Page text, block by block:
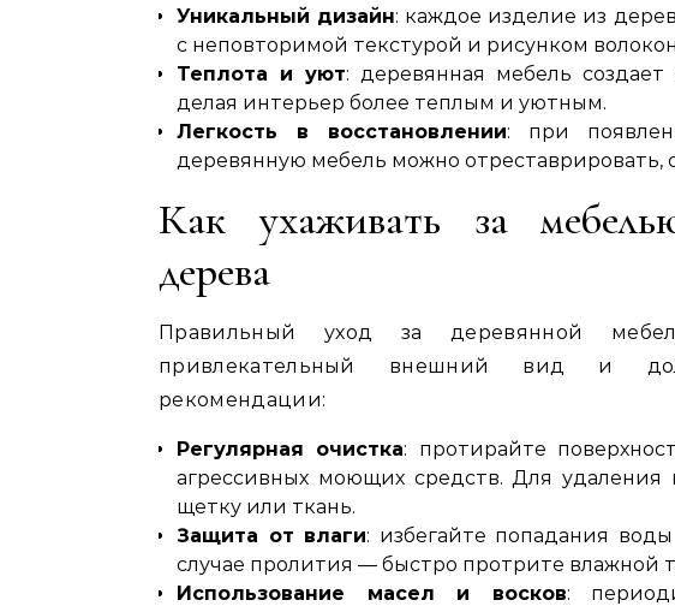
Уникальный дизайн: каждое изделие из
с неповторимой текстурой и рисунком
Теплота и уют: деревянная мебель
делая интерьер более теплым и уютным.
Легкость в восстановлении: при
деревянную мебель можно
Как ухаживать за
дерева
Правильный уход за деревянной
привлекательный внешний вид и
рекомендации:
Регулярная очистка: протирайте
агрессивных моющих средств. Для удаления
щетку или ткань.
Защита от влаги: избегайте попадания
случае пролития — быстро протрите влажной
Использование масел и восков: